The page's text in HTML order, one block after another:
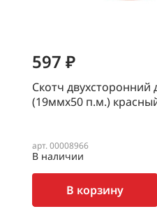
597 ₽
Скотч двухсторонний
(19ммх50 п.м.)
арт. 00008966
В наличии
В корзину